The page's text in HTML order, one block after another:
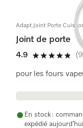
Adapt.Joint Porte
Joint de porte
4.9
4.9 étoiles sur
pour les fours
En stock :
expédié aujourd’hui